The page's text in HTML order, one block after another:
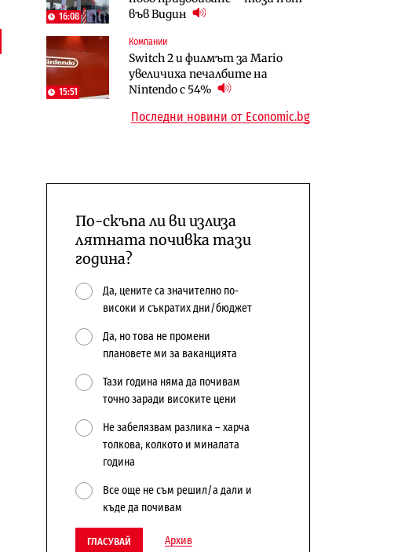
16:08
във Видин
15:51
Компании
Switch 2 и филмът за Mario
увеличиха печалбите на
Nintendo с 54%
откажат напълно от Google
Публични финанси
Общините вече зависят от
централната власт за 75% от
население и все повече сгради
Компании
А1 отново е лидер при
технологичните компании и
Последни новини от Economic.bg
По-скъпа ли ви излиза
лятната почивка тази
година?
Да, цените са значително по-
високи и съкратих дни/бюджет
Да, но това не промени
плановете ми за ваканцията
Тази година няма да почивам
точно заради високите цени
Не забелязвам разлика – харча
толкова, колкото и миналата
година
Все още не съм решил/а дали и
къде да почивам
ГЛАСУВАЙ Архив